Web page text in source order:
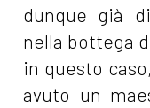
dunque già
nella bottega
in questo
avuto un